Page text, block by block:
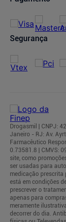
Segurança
Drogasmil | CNPJ:
Janeiro - RJ: Av.
Farmacêutico
0.73581.8 | CMVS:
site, como
ser usadas para
medicação prescrita
está em condições
prescrever o
apenas para
meramente
decorrer do dia.